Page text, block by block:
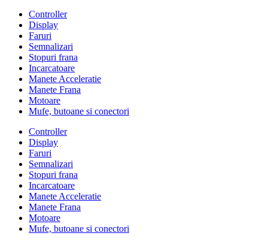
Controller
Display
Faruri
Semnalizari
Stopuri frana
Incarcatoare
Manete Acceleratie
Manete Frana
Motoare
Mufe, butoane si conectori
Controller
Display
Faruri
Semnalizari
Stopuri frana
Incarcatoare
Manete Acceleratie
Manete Frana
Motoare
Mufe, butoane si conectori